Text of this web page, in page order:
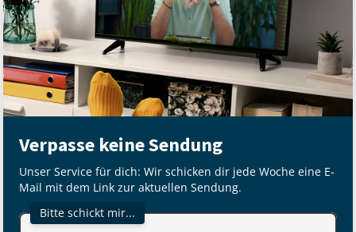
Verpasse keine Sendung
Unser Service für dich: Wir schicken dir jede Woche eine E-
Mail mit dem Link zur aktuellen Sendung.
Bitte schickt mir...